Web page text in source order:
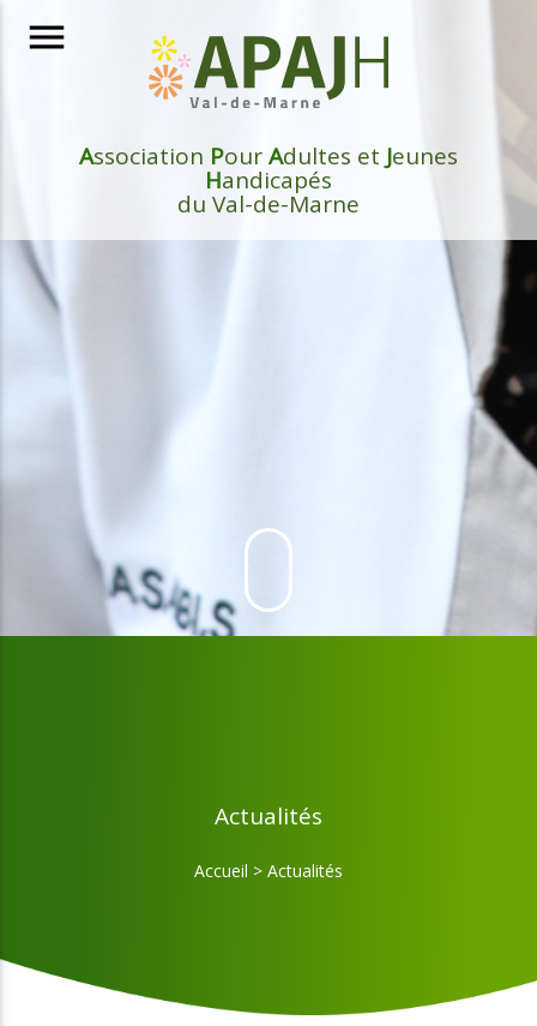
Association PourAdultes et Jeunes
Handicapés
du Val-de-Marne
menu
Actualités
Accueil > Actualités